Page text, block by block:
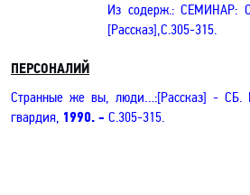
Из содерж.: СЕМИНАР:
[Рассказ],С.305-315.
ПЕРСОНАЛИЙ
Странные же вы, люди…:[Рассказ] - СБ.
гвардия, 1990. - С.305-315.